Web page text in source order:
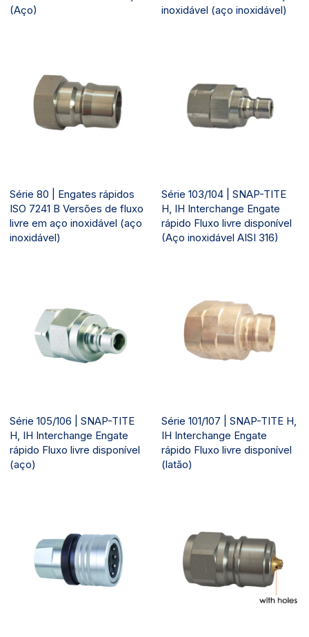
(Aço)
inoxidável (aço inoxidável)
Série 80 | Engates rápidos
ISO 7241 B Versões de fluxo
livre em aço inoxidável (aço
inoxidável)
Série 103/104 | SNAP-TITE
H, IH Interchange Engate
rápido Fluxo livre disponível
(Aço inoxidável AISI 316)
Série 105/106 | SNAP-TITE
H, IH Interchange Engate
rápido Fluxo livre disponível
(aço)
Série 101/107 | SNAP-TITE H,
IH Interchange Engate
rápido Fluxo livre disponível
(latão)